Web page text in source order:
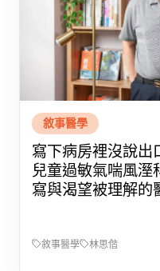
敘事醫學
寫下病房裡沒說出
兒童過敏氣喘風溼
寫與渴望被理解的
敘事醫學 林思偕